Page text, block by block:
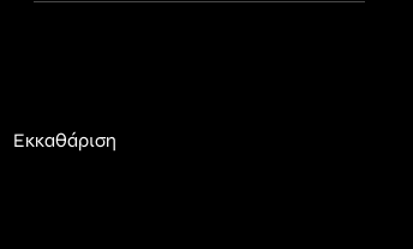
Εκκαθάριση